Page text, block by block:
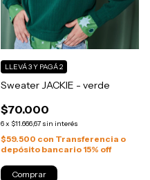
Sweater JACKIE - verde
$70.000
6x $11.666,67 sin interés
LLEVÁ 3 Y PAGÁ 2
$59.500 con Transferencia o
depósito bancario 15% off
Comprar